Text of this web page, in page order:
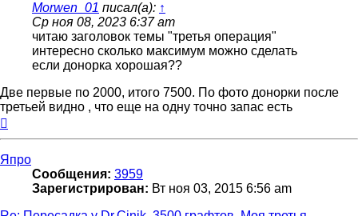
Morwen_01 писал(а): ↑
Ср ноя 08, 2023 6:37 am
читаю заголовок темы "третья операция"
интересно сколько максимум можно сделать
если донорка хорошая??
Две первые по 2000, итого 7500. По фото донорки после
третьей видно , что еще на одну точно запас есть
Япро
Сообщения: 3959
Зарегистрирован: Вт ноя 03, 2015 6:56 am